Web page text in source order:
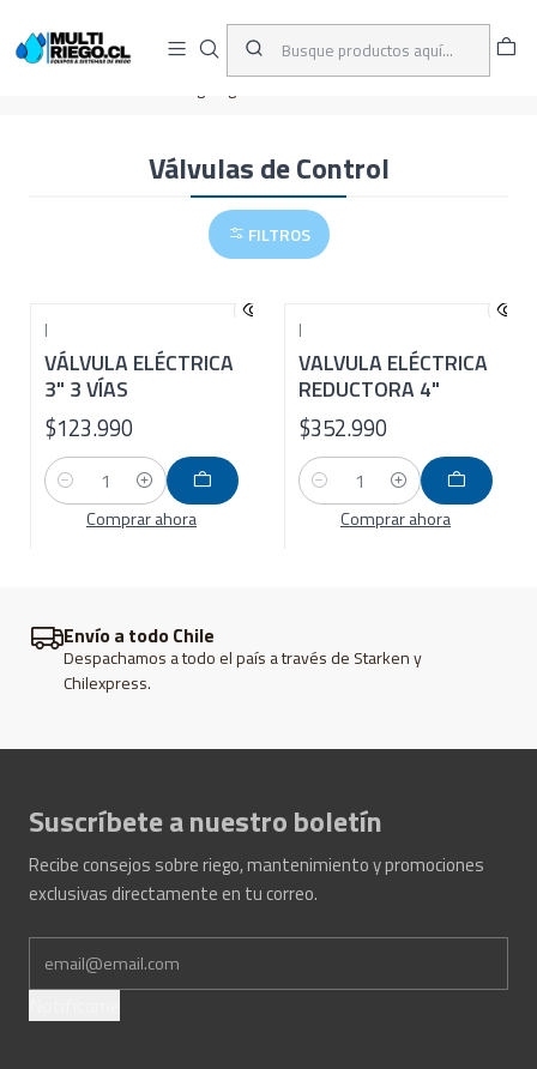
ENVÍOS A TODO CHILE
Válvulas de Control
FILTROS
|
VÁLVULA ELÉCTRICA
3" 3 VÍAS
$123.990
Cantidad
Comprar ahora
|
VALVULA ELÉCTRICA
REDUCTORA 4"
$352.990
Cantidad
Comprar ahora
Envío a todo Chile
Despachamos a todo el país a través de Starken y
Chilexpress.
Suscríbete a nuestro boletín
Recibe consejos sobre riego, mantenimiento y promociones
exclusivas directamente en tu correo.